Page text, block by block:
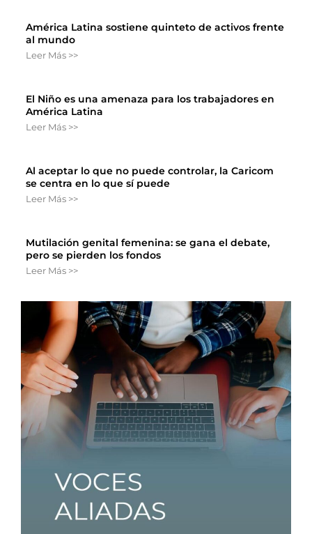
América Latina sostiene quinteto de activos frente
al mundo
Leer Más >>
El Niño es una amenaza para los trabajadores en
América Latina
Leer Más >>
Al aceptar lo que no puede controlar, la Caricom
se centra en lo que sí puede
Leer Más >>
Mutilación genital femenina: se gana el debate,
pero se pierden los fondos
Leer Más >>